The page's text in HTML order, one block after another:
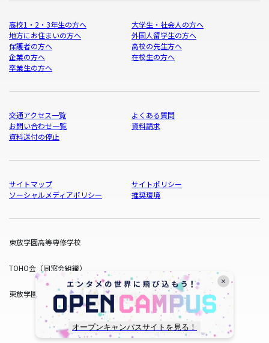
オープンキャンパスサイトを見る！
高校1・2・3年生の方へ
大学生・社会人の方へ
地方にお住まいの方へ
外国人留学生の方へ
保護者の方へ
高校の先生方へ
企業の方へ
在校生の方へ
卒業生の方へ
交通アクセス一覧
よくある質問
お問い合わせ一覧
資料請求
資料送付の停止
サイトマップ
サイトポリシー
ソーシャルメディアポリシー
推奨環境
東放学園高等専修学校
TOHO会（同窓会組織）
東放学園サービス
copyright © TOHO GAKUEN All Rights Reserved.